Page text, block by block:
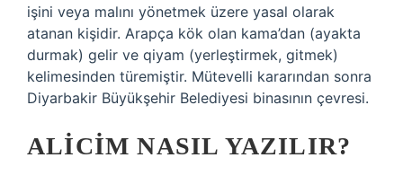
işini veya malını yönetmek üzere yasal olarak
atanan kişidir. Arapça kök olan kama’dan (ayakta
durmak) gelir ve qiyam (yerleştirmek, gitmek)
kelimesinden türemiştir. Mütevelli kararından sonra
Diyarbakir Büyükşehir Belediyesi binasının çevresi.
ALICIM NASIL YAZILIR?